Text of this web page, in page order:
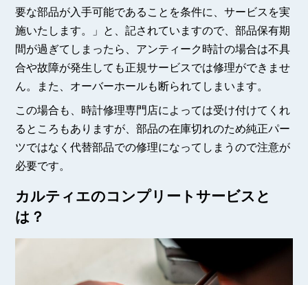
要な部品が入手可能であることを条件に、サービスを実
施いたします。」と、記されていますので、部品保有期
間が過ぎてしまったら、アンティーク時計の場合は不具
合や故障が発生しても正規サービスでは修理ができませ
ん。また、オーバーホールも断られてしまいます。
この場合も、時計修理専門店によっては受け付けてくれ
るところもありますが、部品の在庫切れのため純正パー
ツではなく代替部品での修理になってしまうので注意が
必要です。
カルティエのコンプリートサービスと
は？